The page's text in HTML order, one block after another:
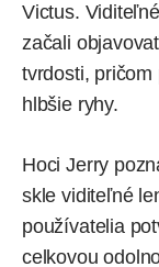
Victus.
začali
tvrdosti, pričom
hlbšie ryhy.
Hoci Jerry
skle viditeľné
používatelia
celkovou